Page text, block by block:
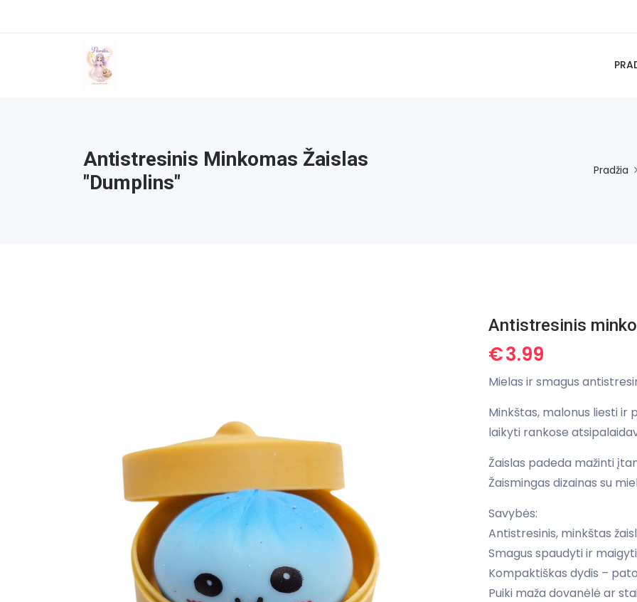
Antistresinis Minkomas Žaislas
"Dumplins"
Pradžia
Antistresinis
€3.99
Mielas ir smagus
Minkštas, malonus liesti ir
laikyti rankose
Žaislas padeda mažinti
Žaismingas dizainas su
Savybės:
Antistresinis, minkštas
Smagus spaudyti ir
Kompaktiškas dydis –
Puiki maža dovanėlė ar